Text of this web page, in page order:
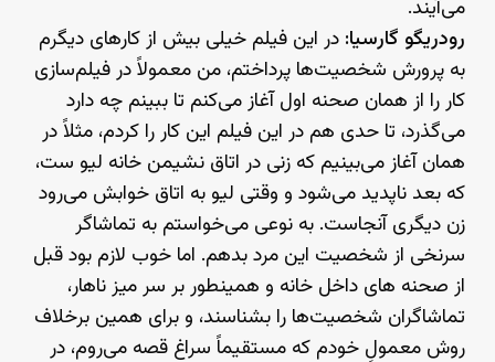
می‌‌آیند.
رودریگو گارسیا: در این فیلم خیلی بیش از کارهای دیگرم
به پرورش شخصیت‌ها پرداختم، من معمولاً در فیلم‌سازی
کار را از همان صحنه اول آغاز می‌کنم تا ببینم چه دارد
می‌گذرد، تا حدی هم در این فیلم این کار را کردم، مثلاً در
همان آغاز می‌بینیم که زنی در اتاق نشیمن خانه لیو ست،
که بعد ناپدید می‌شود و وقتی لیو به اتاق خوابش می‌رود
زن دیگری آنجاست. به نوعی می‌خواستم به تماشاگر
سرنخی از شخصیت این مرد بدهم. اما خوب لازم بود قبل
از صحنه های داخل خانه و همینطور بر سر میز ناهار،
تماشاگران شخصیت‌ها را بشناسند، و برای همین برخلاف
روش معمولِ خودم که مستقیماً سراغ قصه می‌روم، در